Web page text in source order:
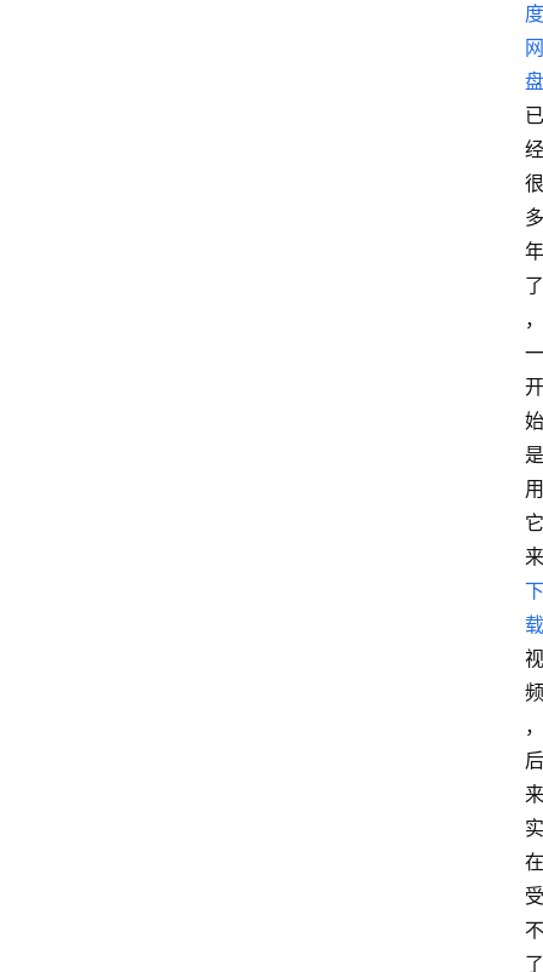
度
网
盘
已
经
很
多
年
了
，
一
开
始
是
用
它
来
下
载
视
频
，
后
来
实
在
受
不
了